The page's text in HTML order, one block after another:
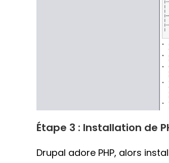
Étape 3 : Installation de
Drupal adore PHP, alors